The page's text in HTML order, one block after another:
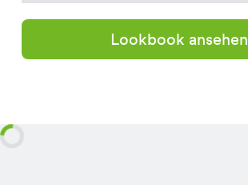
Lookbook ansehen